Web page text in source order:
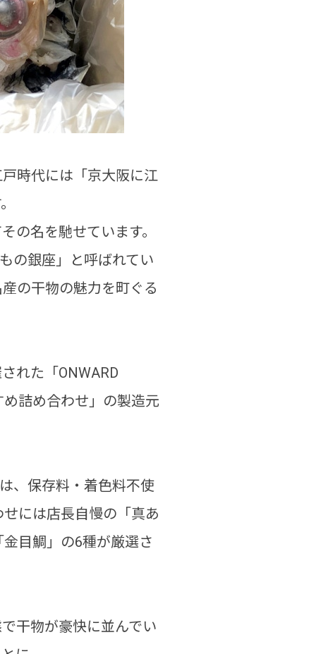
時代には「京大阪に江
の名を馳せています。
の銀座」と呼ばれてい
の干物の魅力を町ぐる
れた「ONWARD
詰め合わせ」の製造元
、保存料・着色料不使
には店長自慢の「真あ
目鯛」の6種が厳選さ
干物が豪快に並んでい